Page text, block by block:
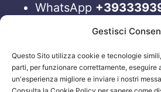
Gestisci
Questo Sito utilizza cookie e tecnologie
parti, per funzionare correttamente, eseguire
un'esperienza migliore e inviare i nostri
WhatsApp
ORARI APERTURA UFFICI
Lun-Ven 09:00 – 19:00